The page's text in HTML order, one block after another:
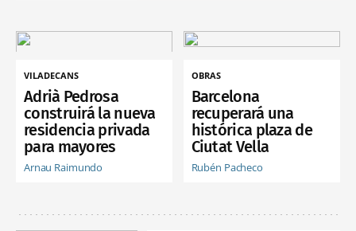
VILADECANS
Adrià Pedrosa
construirá la nueva
residencia privada
para mayores
Arnau Raimundo
OBRAS
Barcelona
recuperará una
histórica plaza de
Ciutat Vella
Rubén Pacheco